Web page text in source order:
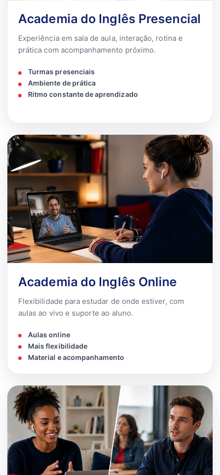
Academia do Inglês Presencial
Experiência em sala de aula, interação, rotina e
prática com acompanhamento próximo.
Turmas presenciais
Ambiente de prática
Ritmo constante de aprendizado
Academia do Inglês Online
Flexibilidade para estudar de onde estiver, com
aulas ao vivo e suporte ao aluno.
Aulas online
Mais flexibilidade
Material e acompanhamento